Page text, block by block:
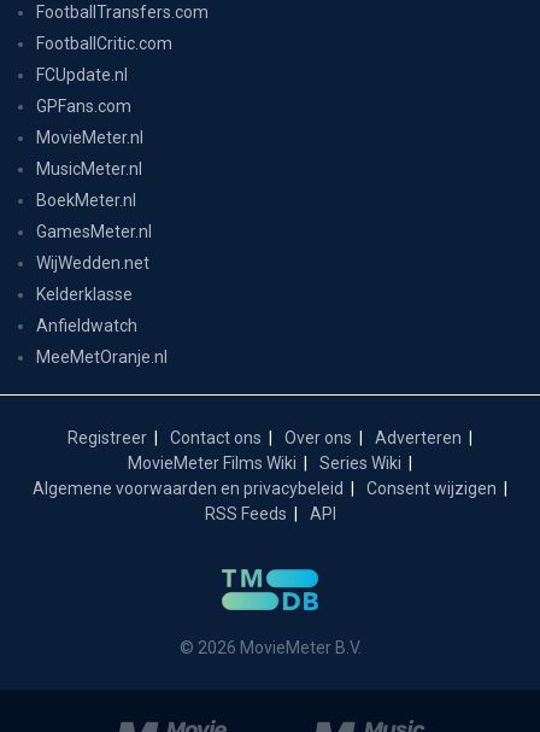
FootballTransfers.com
FootballCritic.com
FCUpdate.nl
GPFans.com
MovieMeter.nl
MusicMeter.nl
BoekMeter.nl
GamesMeter.nl
WijWedden.net
Kelderklasse
Anfieldwatch
MeeMetOranje.nl
Registreer Contact ons Over ons
Adverteren
MovieMeter Films Wiki
Series Wiki
Algemene voorwaarden en privacybeleid
Consent wijzigen
RSS Feeds
API
© 2026 MovieMeter B.V.